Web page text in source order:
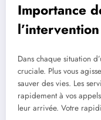
Importance
l’intervention
Dans chaque situation
cruciale. Plus vous
sauver des vies. Les
rapidement à vos
leur arrivée. Votre